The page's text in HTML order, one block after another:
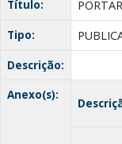
Título:
Tipo:
Descrição:
Anexo(s):